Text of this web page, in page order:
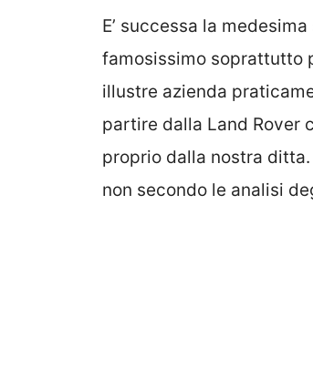
E’ successa la
famosissimo soprattutto
illustre azienda
partire dalla Land Rover
proprio dalla nostra
non secondo le analisi